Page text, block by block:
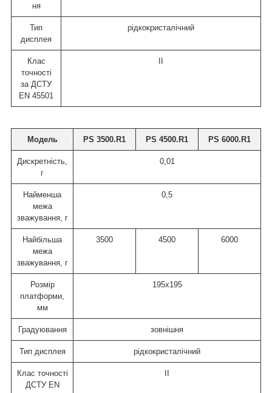
ня
Тип
дисплея
рідкокристалічний
Клас
точності
за ДСТУ
EN 45501
Модель PS 3500.R1 PS 4500.R1 PS 6000.R1
Дискретність,
г
0,01
Найменша
межа
зважування, г
0,5
Найбільша
межа
зважування, г
3500 4500 6000
Розмір
платформи,
мм
195x195
Градуювання зовнішня
Тип дисплея рідкокристалічний
Клас точності
ДСТУ EN